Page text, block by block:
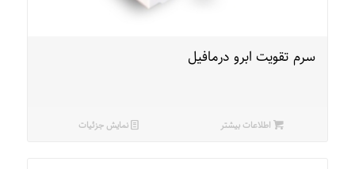
سرم تقویت ابرو درمافیل
اطلاعات بیشتر نمایش جزئیات